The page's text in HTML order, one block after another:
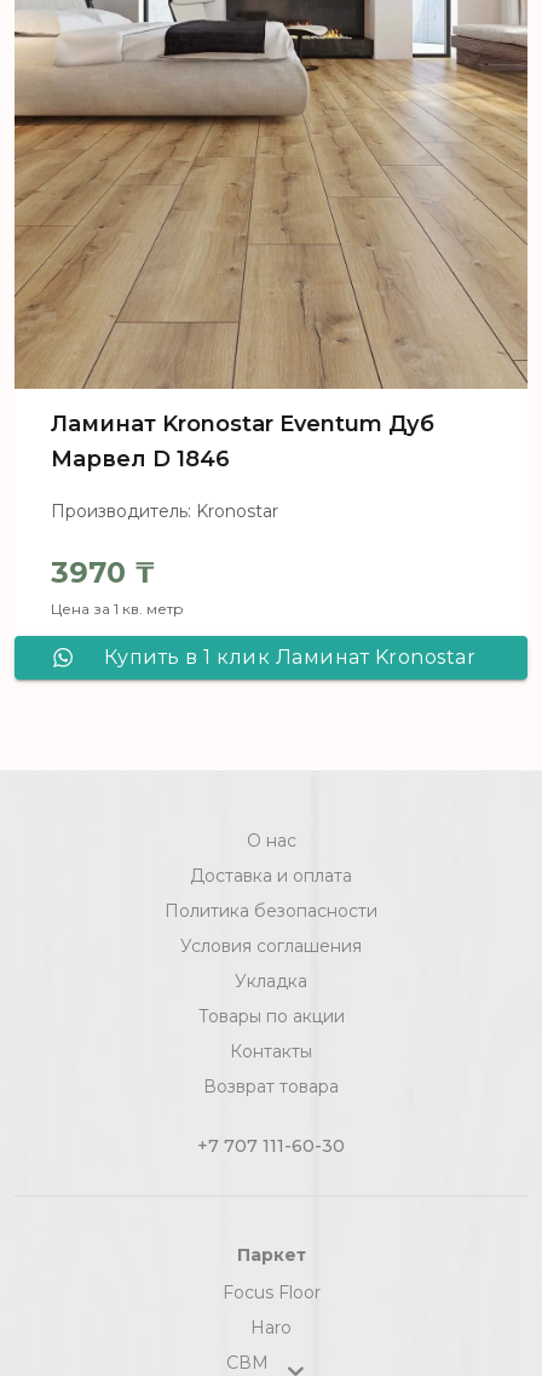
Ламинат Kronostar Eventum Дуб
Марвел D 1846
Производитель: Kronostar
3970 ₸
Цена за 1 кв. метр
Купить в 1 клик Ламинат Kronostar
О нас
Доставка и оплата
Политика безопасности
Условия соглашения
Укладка
Товары по акции
Контакты
Возврат товара
+7 707 111-60-30
Паркет
Focus Floor
Haro
СВМ